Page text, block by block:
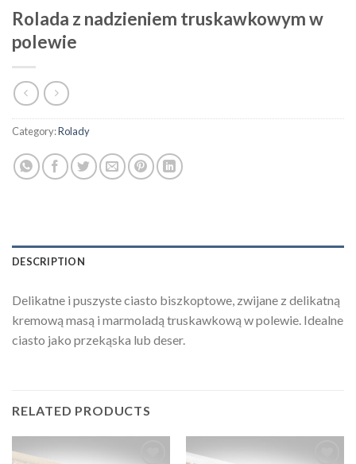
Rolada z nadzieniem truskawkowym w
polewie
Category:Rolady
DESCRIPTION
Delikatne i puszyste ciasto biszkoptowe, zwijane z delikatną
kremową masą i marmoladą truskawkową w polewie. Idealne
ciasto jako przekąska lub deser.
RELATED PRODUCTS